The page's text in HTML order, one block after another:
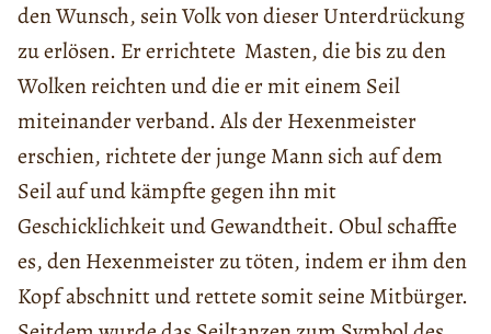
den Wunsch, sein Volk von dieser Unterdrückung
zu erlösen. Er errichtete Masten, die bis zu den
Wolken reichten und die er mit einem Seil
miteinander verband. Als der Hexenmeister
erschien, richtete der junge Mann sich auf dem
Seil auf und kämpfte gegen ihn mit
Geschicklichkeit und Gewandtheit. Obul schaffte
es, den Hexenmeister zu töten, indem er ihm den
Kopf abschnitt und rettete somit seine Mitbürger.